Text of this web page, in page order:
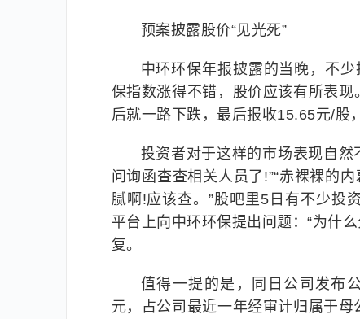
预案披露股价“见光死”
中环环保年报披露的当晚，不
保指数涨得不错，股价应该有所表
后就一路下跌，最后报收15.65元/股
投资者对于这样的市场表现自
问询函查查相关人员了!”“赤裸裸的
腻啊!应该查。”股吧里5日有不少投
平台上向中环环保提出问题：“为什
复。
值得一提的是，同日公司发布
元，占公司最近一年经审计归属于